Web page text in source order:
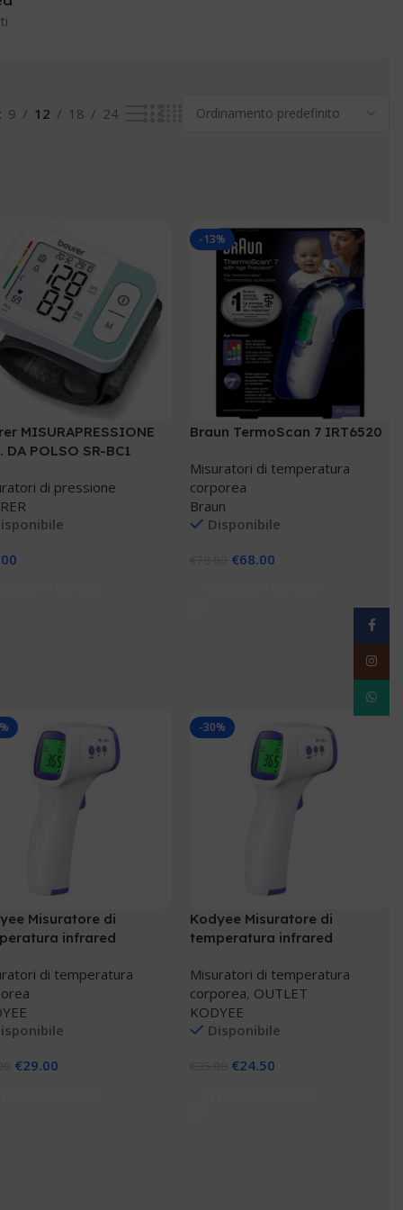
9 12 18 24
MISURAPRESSIONE
DA POLSO SR-BC1
di pressione
-13%
Braun TermoScan 7 IRT6520
Misuratori di temperatura
corporea
Braun
Disponibile
€68.00
Misuratore di
infrared
di temperatura
€29.00
-30%
Kodyee Misuratore di
temperatura infrared
Misuratori di temperatura
corporea, OUTLET
KODYEE
Disponibile
€24.50